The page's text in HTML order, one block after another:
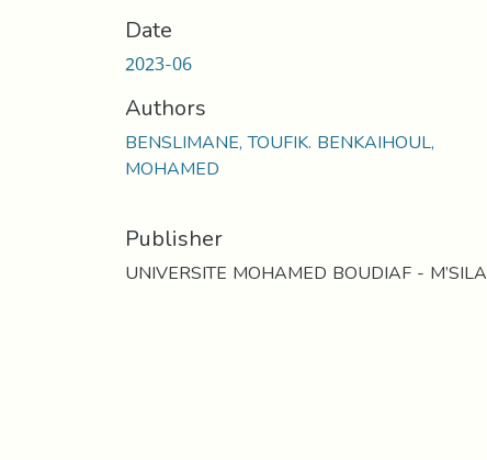
Date
2023-06
Authors
BENSLIMANE, TOUFIK. BENKAIHOUL,
MOHAMED
Publisher
UNIVERSITE MOHAMED BOUDIAF - M’SILA